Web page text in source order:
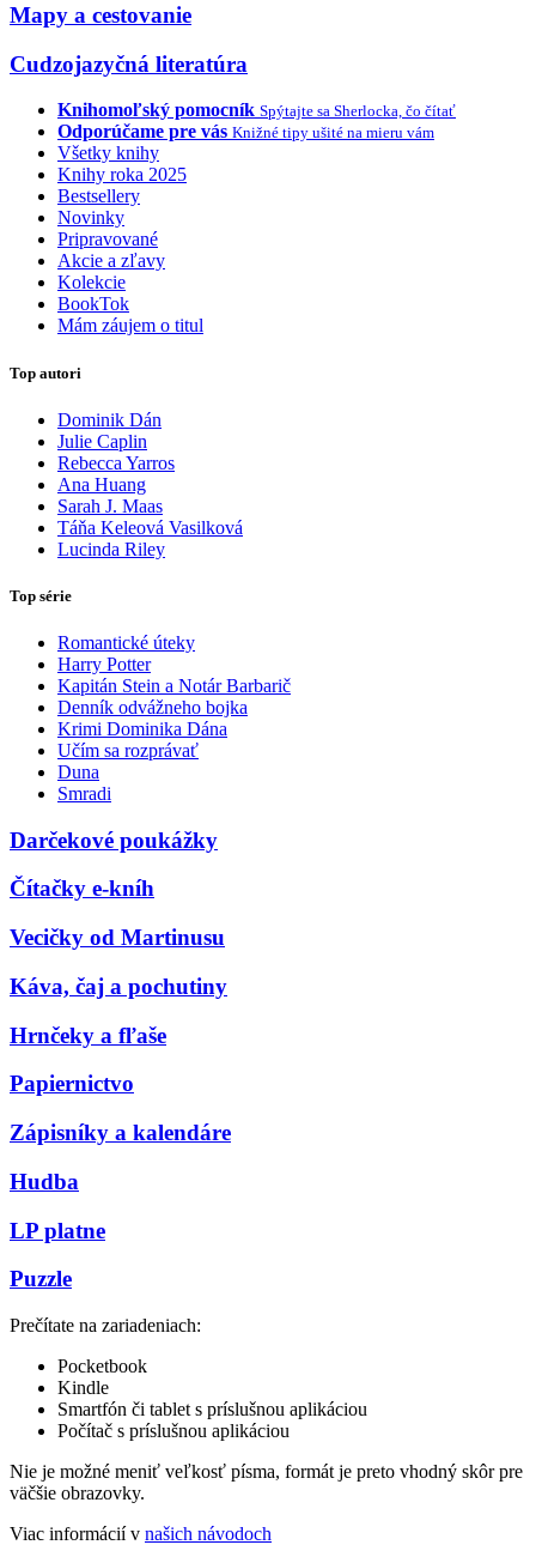
Mapy a cestovanie
Cudzojazyčná literatúra
Knihomoľský pomocník Spýtajte sa Sherlocka, čo čítať
Odporúčame pre vás Knižné tipy ušité na mieru vám
Všetky knihy
Knihy roka 2025
Bestsellery
Novinky
Pripravované
Akcie a zľavy
Kolekcie
BookTok
Mám záujem o titul
Top autori
Dominik Dán
Julie Caplin
Rebecca Yarros
Ana Huang
Sarah J. Maas
Táňa Keleová Vasilková
Lucinda Riley
Top série
Romantické úteky
Harry Potter
Kapitán Stein a Notár Barbarič
Denník odvážneho bojka
Krimi Dominika Dána
Učím sa rozprávať
Duna
Smradi
Darčekové poukážky
Čítačky e-kníh
Vecičky od Martinusu
Káva, čaj a pochutiny
Hrnčeky a fľaše
Papiernictvo
Zápisníky a kalendáre
Hudba
LP platne
Puzzle
Prečítate na zariadeniach:
Pocketbook
Kindle
Smartfón či tablet s príslušnou aplikáciou
Počítač s príslušnou aplikáciou
Nie je možné meniť veľkosť písma, formát je preto vhodný skôr pre
väčšie obrazovky.
Viac informácií v našich návodoch